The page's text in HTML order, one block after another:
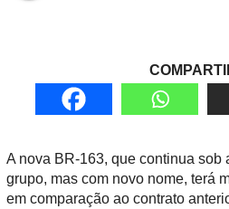
A nova BR-163, que continua sob
grupo, mas com novo nome, terá
em comparação ao contrato